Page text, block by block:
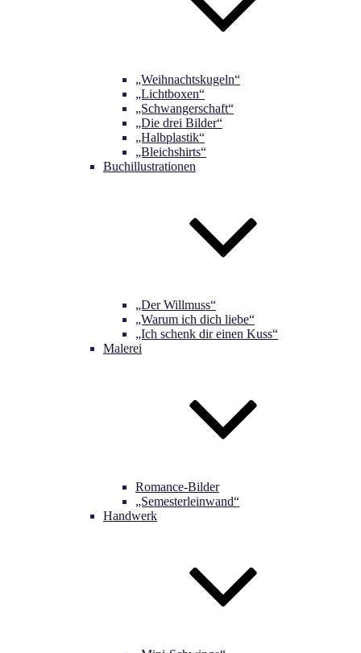
„Weihnachtskugeln“
„Lichtboxen“
„Schwangerschaft“
„Die drei Bilder“
„Halbplastik“
„Bleichshirts“
Buchillustrationen
„Der Willmuss“
„Warum ich dich liebe“
„Ich schenk dir einen Kuss“
Malerei
Romance-Bilder
„Semesterleinwand“
Handwerk